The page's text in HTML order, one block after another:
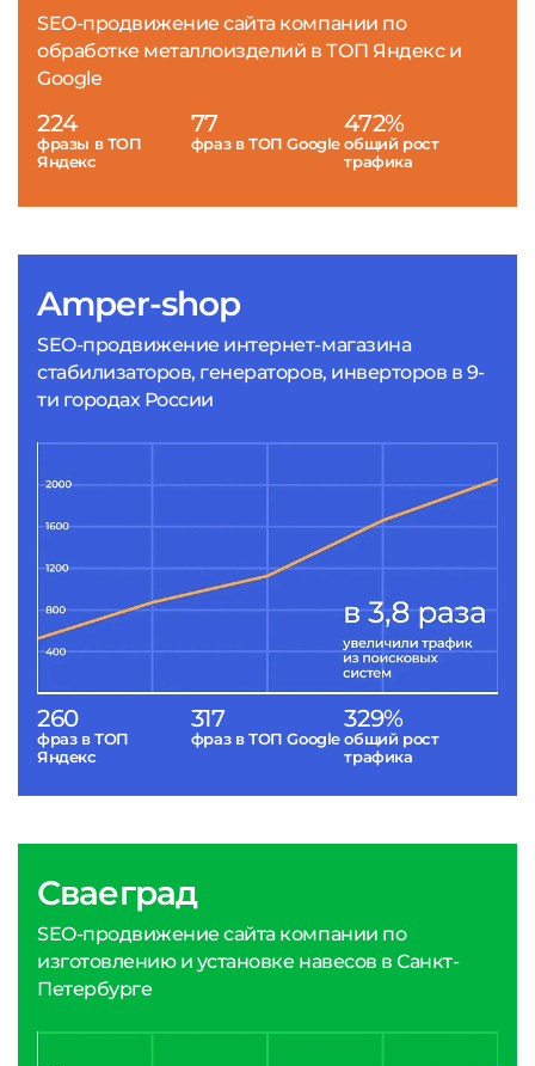
Amper-shop
SEO-продвижение интернет-магазина
стабилизаторов, генераторов, инверторов в 9-
ти городах России
260
фраз в ТОП
Яндекс
317
фраз в ТОП Google
329%
общий рост
трафика
SEO-продвижение сайта компании по
обработке металлоизделий в ТОП Яндекс и
Google
224
фразы в ТОП
Яндекс
77
фраз в ТОП Google
472%
общий рост
трафика
Сваеград
SEO-продвижение сайта компании по
изготовлению и установке навесов в Санкт-
Петербурге